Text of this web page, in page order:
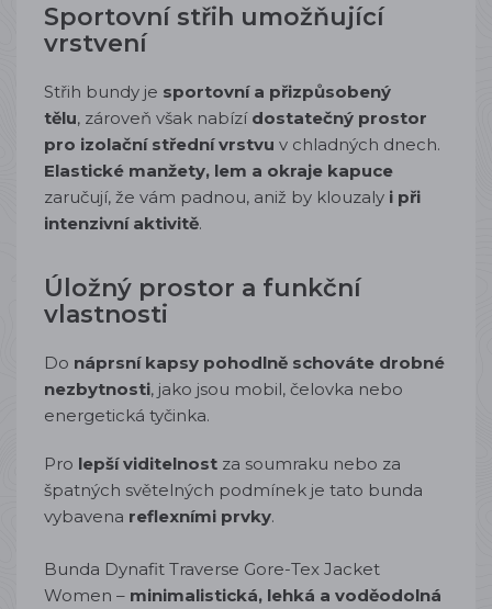
Sportovní střih umožňující
vrstvení
Střih bundy je sportovní a přizpůsobený
tělu, zároveň však nabízí dostatečný prostor
pro izolační střední vrstvu v chladných dnech.
Elastické manžety, lem a okraje kapuce
zaručují, že vám padnou, aniž by klouzaly i při
intenzivní aktivitě.
Úložný prostor a funkční
vlastnosti
Do náprsní kapsy pohodlně schováte drobné
nezbytnosti, jako jsou mobil, čelovka nebo
energetická tyčinka.
Pro lepší viditelnost za soumraku nebo za
špatných světelných podmínek je tato bunda
vybavena reflexními prvky.
Bunda Dynafit Traverse Gore-Tex Jacket
Women – minimalistická, lehká a voděodolná